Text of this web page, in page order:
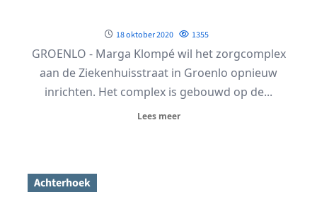
18 oktober 2020 1355
GROENLO - Marga Klompé wil het zorgcomplex
aan de Ziekenhuisstraat in Groenlo opnieuw
inrichten. Het complex is gebouwd op de...
Lees meer
Achterhoek